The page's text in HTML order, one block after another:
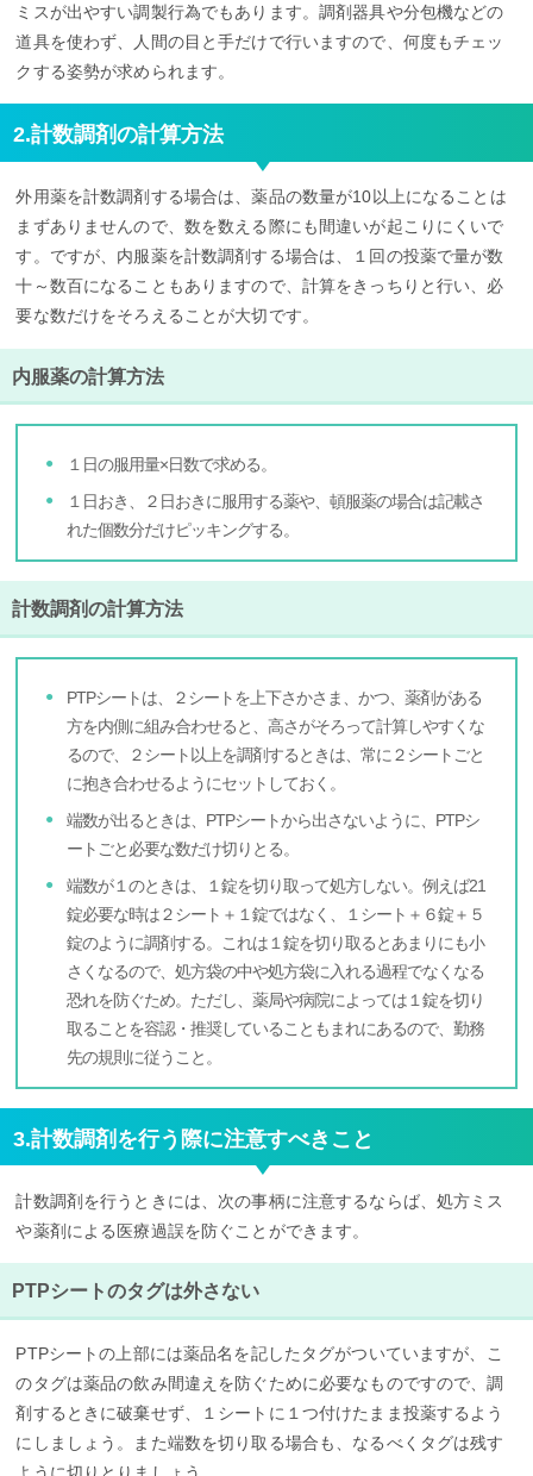
ミスが出やすい調製行為でもあります。調剤器具や分包機などの
道具を使わず、人間の目と手だけで行いますので、何度もチェッ
クする姿勢が求められます。
2.計数調剤の計算方法
外用薬を計数調剤する場合は、薬品の数量が10以上になることは
まずありませんので、数を数える際にも間違いが起こりにくいで
す。ですが、内服薬を計数調剤する場合は、１回の投薬で量が数
十～数百になることもありますので、計算をきっちりと行い、必
要な数だけをそろえることが大切です。
内服薬の計算方法
１日の服用量×日数で求める。
１日おき、２日おきに服用する薬や、頓服薬の場合は記載さ
れた個数分だけピッキングする。
計数調剤の計算方法
PTPシートは、２シートを上下さかさま、かつ、薬剤がある
方を内側に組み合わせると、高さがそろって計算しやすくな
るので、２シート以上を調剤するときは、常に２シートごと
に抱き合わせるようにセットしておく。
端数が出るときは、PTPシートから出さないように、PTPシ
ートごと必要な数だけ切りとる。
端数が１のときは、１錠を切り取って処方しない。例えば21
錠必要な時は２シート＋１錠ではなく、１シート＋６錠＋５
錠のように調剤する。これは１錠を切り取るとあまりにも小
さくなるので、処方袋の中や処方袋に入れる過程でなくなる
恐れを防ぐため。ただし、薬局や病院によっては１錠を切り
取ることを容認・推奨していることもまれにあるので、勤務
先の規則に従うこと。
3.計数調剤を行う際に注意すべきこと
計数調剤を行うときには、次の事柄に注意するならば、処方ミス
や薬剤による医療過誤を防ぐことができます。
PTPシートのタグは外さない
PTPシートの上部には薬品名を記したタグがついていますが、こ
のタグは薬品の飲み間違えを防ぐために必要なものですので、調
剤するときに破棄せず、１シートに１つ付けたまま投薬するよう
にしましょう。また端数を切り取る場合も、なるべくタグは残す
ように切りとりましょう。